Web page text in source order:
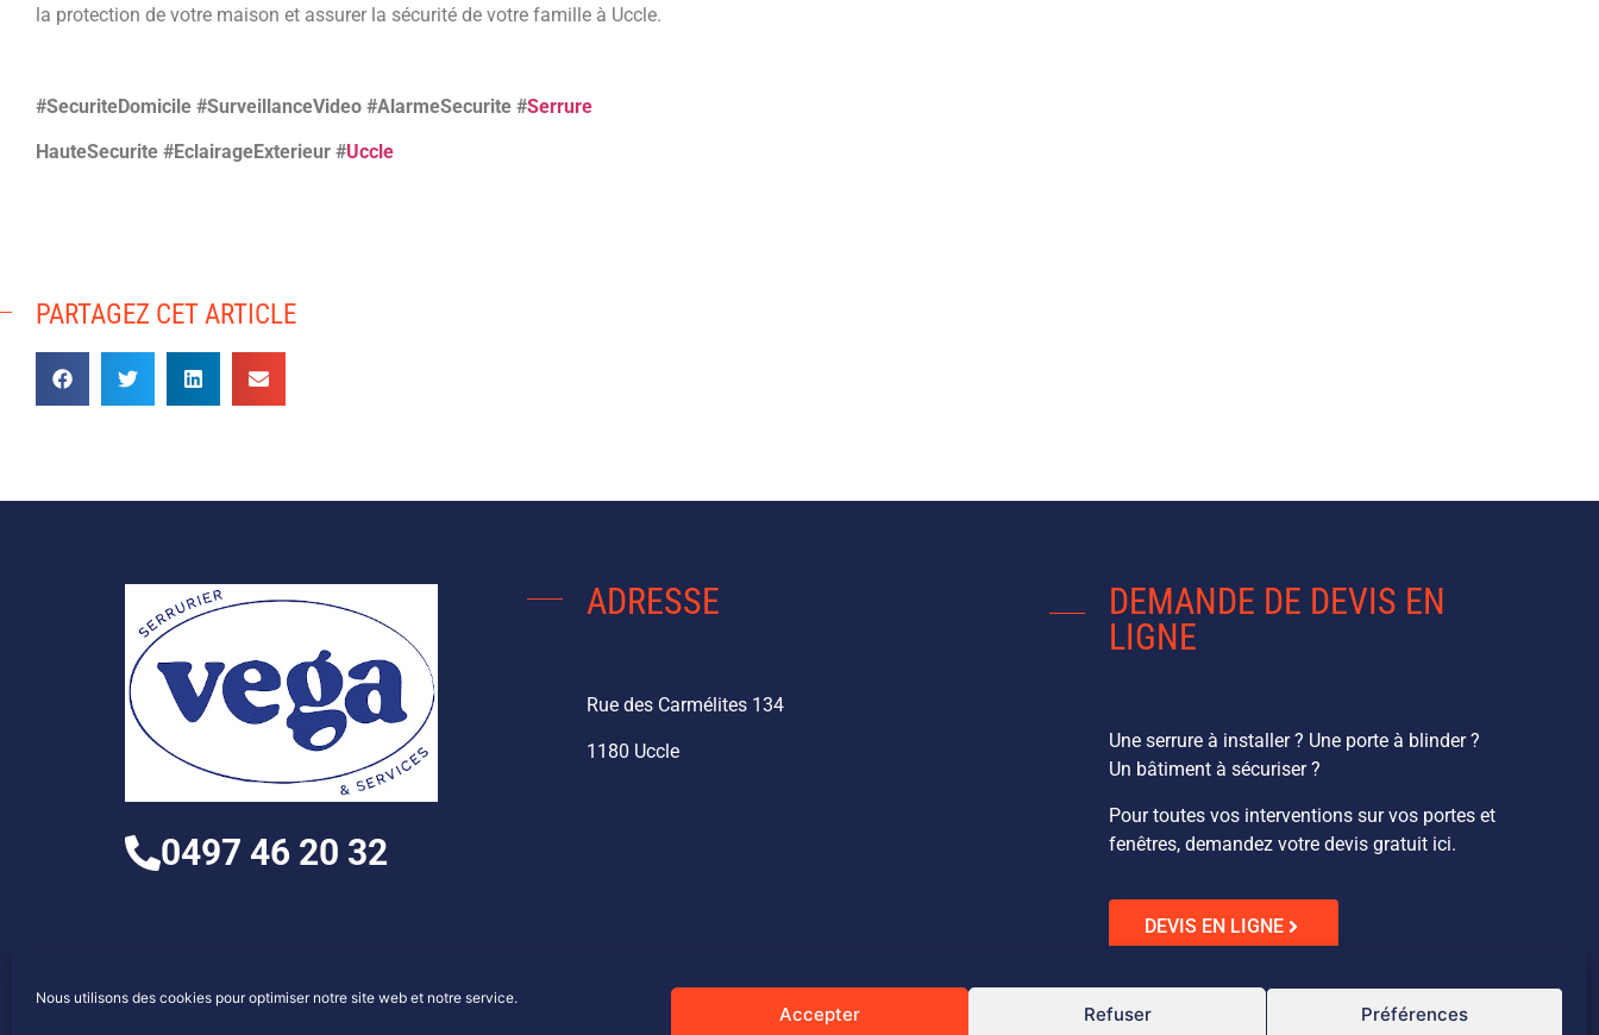
Nous utilisons des cookies pour optimiser notre site web et notre service.
Accepter Refuser Préférences
la protection de votre maison et assurer la sécurité de votre famille à Uccle.
#SecuriteDomicile #SurveillanceVideo #AlarmeSecurite #Serrure
HauteSecurite #EclairageExterieur #Uccle
PARTAGEZ CET ARTICLE
0497 46 20 32
ADRESSE
Rue des Carmélites 134
1180 Uccle
DEMANDE DE DEVIS EN
LIGNE
Une serrure à installer ? Une porte à blinder ?
Un bâtiment à sécuriser ?
Pour toutes vos interventions sur vos portes et
fenêtres, demandez votre devis gratuit ici.
DEVIS EN LIGNE